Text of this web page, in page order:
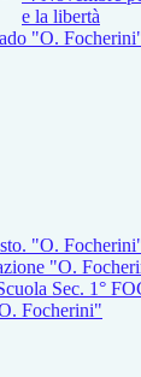
e la libertà
"O.
"O.
"O.
Sec. 1°
Focherini"